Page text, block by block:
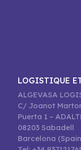
LOGISTIQUE
ALGEVASA
C/ Joanot
Puerta 1 –
08203 Sabadell
Barcelona